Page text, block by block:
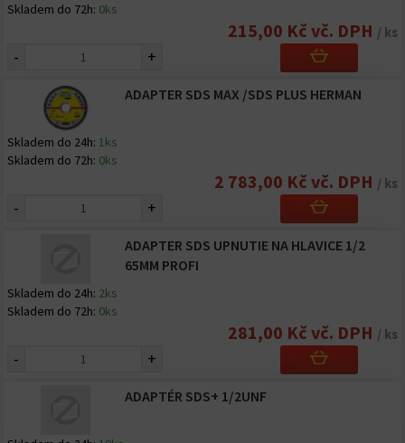
Skladem do 72h: 0ks
215,00 Kč vč. DPH / ks
- +
ADAPTER SDS MAX /SDS PLUS HERMAN
Skladem do 24h: 1ks
Skladem do 72h: 0ks
2 783,00 Kč vč. DPH / ks
- +
ADAPTER SDS UPNUTIE NA HLAVICE 1/2
65MM PROFI
Skladem do 24h: 2ks
Skladem do 72h: 0ks
281,00 Kč vč. DPH / ks
- +
ADAPTÉR SDS+ 1/2UNF